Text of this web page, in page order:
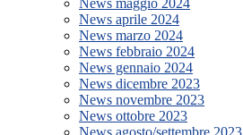
News maggio 2024
News aprile 2024
News marzo 2024
News febbraio 2024
News gennaio 2024
News dicembre 2023
News novembre 2023
News ottobre 2023